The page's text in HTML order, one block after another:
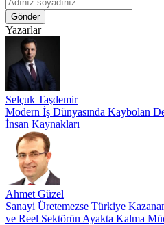
Gönder
Yazarlar
Selçuk Taşdemir
Modern İş Dünyasında Kaybolan
İnsan Kaynakları
Ahmet Güzel
Sanayi Üretemezse Türkiye
ve Reel Sektörün Ayakta Kalma